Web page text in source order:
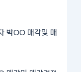
박OO 매각및 매